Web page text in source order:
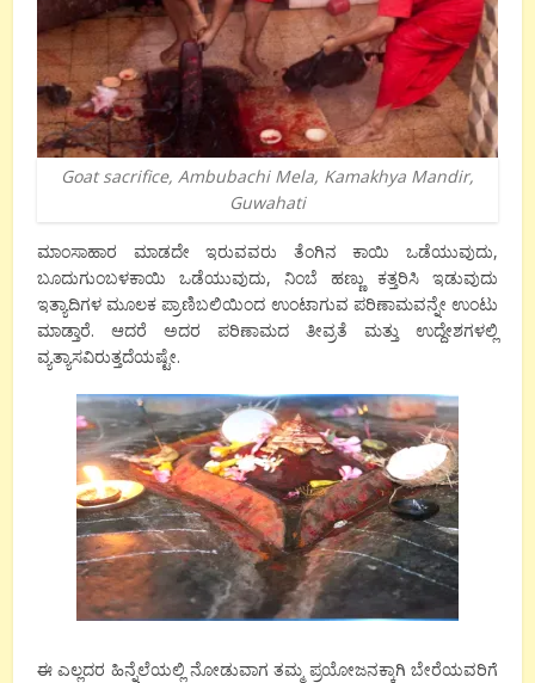
Goat sacrifice, Ambubachi Mela, Kamakhya Mandir,
Guwahati
ಮಾಂಸಾಹಾರ ಮಾಡದೇ ಇರುವವರು ತೆಂಗಿನ ಕಾಯಿ ಒಡೆಯುವುದು,
ಬೂದುಗುಂಬಳಕಾಯಿ ಒಡೆಯುವುದು, ನಿಂಬೆ ಹಣ್ಣು ಕತ್ತರಿಸಿ ಇಡುವುದು
ಇತ್ಯಾದಿಗಳ ಮೂಲಕ ಪ್ರಾಣಿಬಲಿಯಿಂದ ಉಂಟಾಗುವ ಪರಿಣಾಮವನ್ನೇ ಉಂಟು
ಮಾಡ್ತಾರೆ. ಆದರೆ ಅದರ ಪರಿಣಾಮದ ತೀವ್ರತೆ ಮತ್ತು ಉದ್ದೇಶಗಳಲ್ಲಿ
ವ್ಯತ್ಯಾಸವಿರುತ್ತದೆಯಷ್ಟೇ.
ಈ ಎಲ್ಲದರ ಹಿನ್ನೆಲೆಯಲ್ಲಿ ನೋಡುವಾಗ ತಮ್ಮ ಪ್ರಯೋಜನಕ್ಕಾಗಿ ಬೇರೆಯವರಿಗೆ